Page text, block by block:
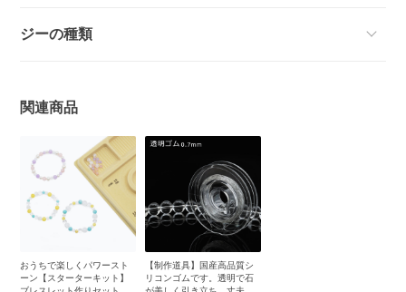
ジーの種類
関連商品
おうちで楽しくパワースト
ーン【スターターキット】
【制作道具】国産高品質シ
リコンゴムです。透明で石